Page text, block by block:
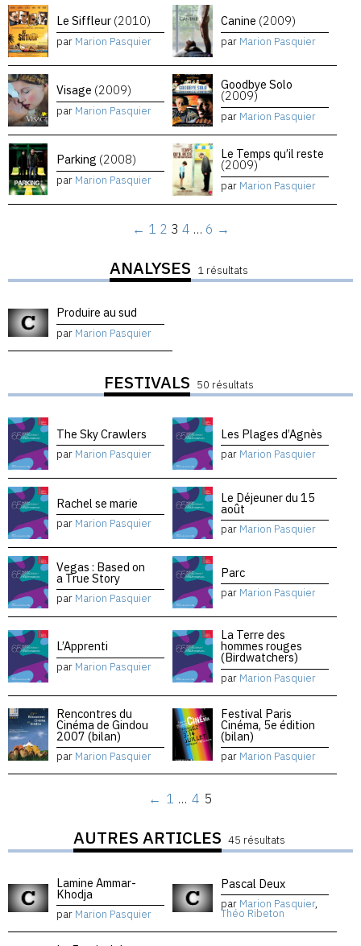
Le Siffleur (2010)
par Marion Pasquier
Canine (2009)
par Marion Pasquier
Visage (2009)
par Marion Pasquier
Goodbye Solo
(2009)
par Marion Pasquier
Parking (2008)
par Marion Pasquier
Le Temps qu’il reste
(2009)
par Marion Pasquier
← 1 2 3 4 … 6 →
ANALYSES 1 résultats
Produire au sud
par Marion Pasquier
FESTIVALS 50 résultats
The Sky Crawlers
par Marion Pasquier
Les Plages d’Agnès
par Marion Pasquier
Rachel se marie
par Marion Pasquier
Le Déjeuner du 15
août
par Marion Pasquier
Vegas : Based on
a True Story
par Marion Pasquier
Parc
par Marion Pasquier
L’Apprenti
par Marion Pasquier
La Terre des
hommes rouges
(Birdwatchers)
par Marion Pasquier
Rencontres du
Cinéma de Gindou
2007 (bilan)
par Marion Pasquier
Festival Paris
Cinéma, 5e édition
(bilan)
par Marion Pasquier
← 1 … 4 5
AUTRES ARTICLES 45 résultats
Lamine Ammar-
Khodja
par Marion Pasquier
Pascal Deux
par Marion Pasquier,
Théo Ribeton